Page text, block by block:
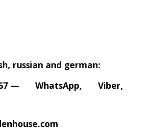
russian and german:
— WhatsApp, Viber,